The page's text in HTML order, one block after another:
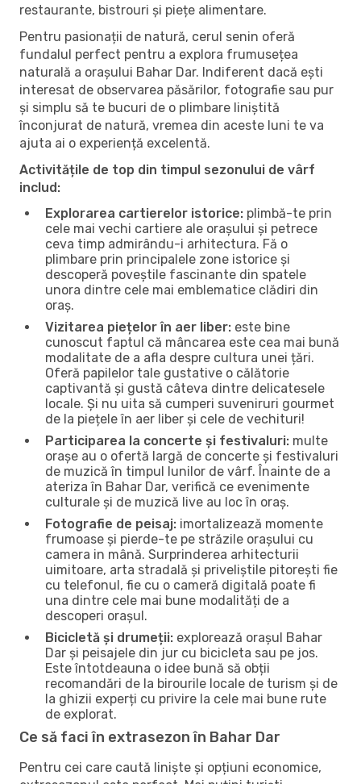
restaurante, bistrouri și piețe alimentare.
Pentru pasionații de natură, cerul senin oferă
fundalul perfect pentru a explora frumusețea
naturală a orașului Bahar Dar. Indiferent dacă ești
interesat de observarea păsărilor, fotografie sau pur
și simplu să te bucuri de o plimbare liniștită
înconjurat de natură, vremea din aceste luni te va
ajuta ai o experiență excelentă.
Activitățile de top din timpul sezonului de vârf
includ:
Explorarea cartierelor istorice: plimbă-te prin
cele mai vechi cartiere ale orașului și petrece
ceva timp admirându-i arhitectura. Fă o
plimbare prin principalele zone istorice și
descoperă poveștile fascinante din spatele
unora dintre cele mai emblematice clădiri din
oraș.
Vizitarea piețelor în aer liber: este bine
cunoscut faptul că mâncarea este cea mai bună
modalitate de a afla despre cultura unei țări.
Oferă papilelor tale gustative o călătorie
captivantă și gustă câteva dintre delicatesele
locale. Și nu uita să cumperi suveniruri gourmet
de la piețele în aer liber și cele de vechituri!
Participarea la concerte și festivaluri: multe
orașe au o ofertă largă de concerte și festivaluri
de muzică în timpul lunilor de vârf. Înainte de a
ateriza în Bahar Dar, verifică ce evenimente
culturale și de muzică live au loc în oraș.
Fotografie de peisaj: imortalizează momente
frumoase și pierde-te pe străzile orașului cu
camera in mână. Surprinderea arhitecturii
uimitoare, arta stradală și priveliștile pitorești fie
cu telefonul, fie cu o cameră digitală poate fi
una dintre cele mai bune modalități de a
descoperi orașul.
Bicicletă și drumeții: explorează orașul Bahar
Dar și peisajele din jur cu bicicleta sau pe jos.
Este întotdeauna o idee bună să obții
recomandări de la birourile locale de turism și de
la ghizii experți cu privire la cele mai bune rute
de explorat.
Ce să faci în extrasezon în Bahar Dar
Pentru cei care caută liniște și opțiuni economice,